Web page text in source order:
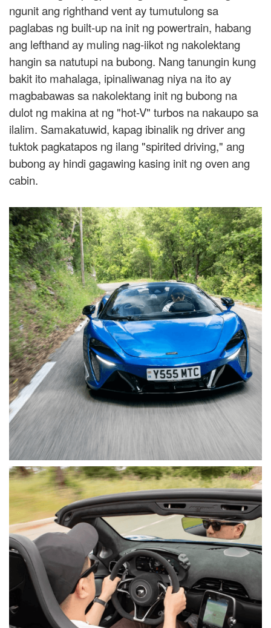
ngunit ang righthand vent ay tumutulong sa
paglabas ng built-up na init ng powertrain, habang
ang lefthand ay muling nag-iikot ng nakolektang
hangin sa natutupi na bubong. Nang tanungin kung
bakit ito mahalaga, ipinaliwanag niya na ito ay
magbabawas sa nakolektang init ng bubong na
dulot ng makina at ng "hot-V" turbos na nakaupo sa
ilalim. Samakatuwid, kapag ibinalik ng driver ang
tuktok pagkatapos ng ilang "spirited driving," ang
bubong ay hindi gagawing kasing init ng oven ang
cabin.